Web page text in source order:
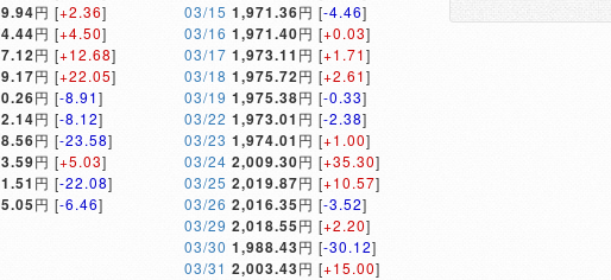
円 [+2.36]
円 [+4.50]
円 [+12.68]
円 [+22.05]
円 [-8.91]
円 [-8.12]
円 [-23.58]
円 [+5.03]
円 [-22.08]
円 [-6.46]
03/15 1,971.36円 [-4.46]
03/16 1,971.40円 [+0.03]
03/17 1,973.11 円 [+1.71]
03/18 1,975.72円 [+2.61]
03/19 1,975.38円 [-0.33]
03/22 1,973.01 円 [-2.38]
03/23 1,974.01 円 [+1.00]
03/24 2,009.30円 [+35.30]
03/25 2,019.87円 [+10.57]
03/26 2,016.35円 [-3.52]
03/29 2,018.55円 [+2.20]
03/30 1,988.43円 [-30.12]
03/31 2,003.43円 [+15.00]